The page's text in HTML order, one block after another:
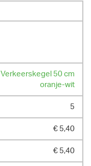
Verkeerskegel 50 cm
oranje-wit
5
€ 5,40
€ 5,40